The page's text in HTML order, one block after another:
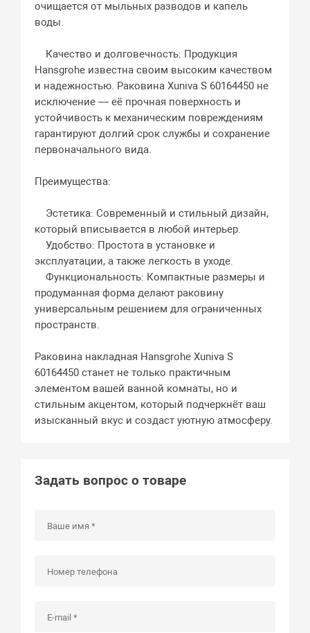
очищается от мыльных разводов и капель
воды.
Качество и долговечность: Продукция
Hansgrohe известна своим высоким качеством
и надежностью. Раковина Xuniva S 60164450 не
исключение — её прочная поверхность и
устойчивость к механическим повреждениям
гарантируют долгий срок службы и сохранение
первоначального вида.
Преимущества:
Эстетика: Современный и стильный дизайн,
который вписывается в любой интерьер.
Удобство: Простота в установке и
эксплуатации, а также легкость в уходе.
Функциональность: Компактные размеры и
продуманная форма делают раковину
универсальным решением для ограниченных
пространств.
Раковина накладная Hansgrohe Xuniva S
60164450 станет не только практичным
элементом вашей ванной комнаты, но и
стильным акцентом, который подчеркнёт ваш
изысканный вкус и создаст уютную атмосферу.
Задать вопрос о товаре